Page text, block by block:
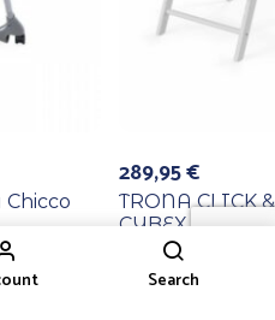
Search
289,95€
TRONA CLICK
CYBEX ALL